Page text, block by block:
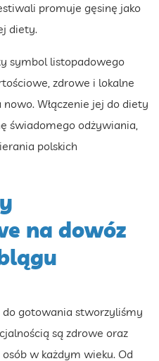
promuje gęsinę jako
diety.
symbol listopadowego
zdrowe i lokalne
Włączenie jej do diety
świadomego odżywiania,
polskich
na dowóz
do gotowania stworzyliśmy
są zdrowe oraz
w każdym wieku. Od